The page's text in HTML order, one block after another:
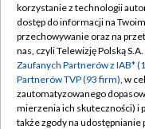
Abonament TVP
Emisja w TVP
Centrum informacji
Naziemna Telewizja
korzystanie z technologii
dostęp do informacji na
przechowywanie oraz na
nas, czyli Telewizję Polską
Zaufanych Partnerów z IAB*
Partnerów TVP (93 firm), w
zautomatyzowanego
mierzenia ich skuteczności) i
także zgody na udostępnianie